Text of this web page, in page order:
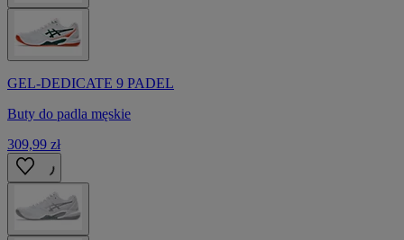
GEL-DEDICATE 9 PADEL
Buty do padla męskie
309,99 zł